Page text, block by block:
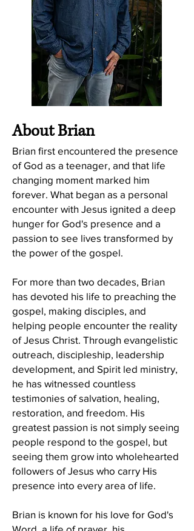
About Brian
Brian first encountered the presence
of God as a teenager, and that life
changing moment marked him
forever. What began as a personal
encounter with Jesus ignited a deep
hunger for God's presence and a
passion to see lives transformed by
the power of the gospel.
For more than two decades, Brian
has devoted his life to preaching the
gospel, making disciples, and
helping people encounter the reality
of Jesus Christ. Through evangelistic
outreach, discipleship, leadership
development, and Spirit led ministry,
he has witnessed countless
testimonies of salvation, healing,
restoration, and freedom. His
greatest passion is not simply seeing
people respond to the gospel, but
seeing them grow into wholehearted
followers of Jesus who carry His
presence into every area of life.
Brian is known for his love for God's